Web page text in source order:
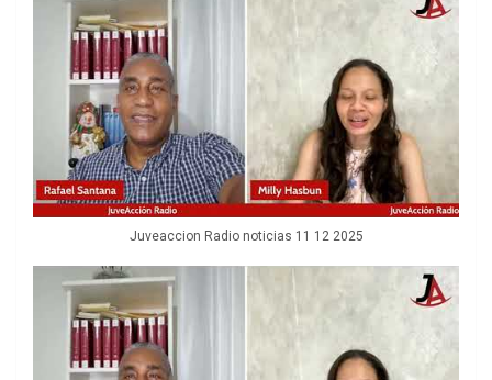
Juveaccion Radio noticias 11 12 2025